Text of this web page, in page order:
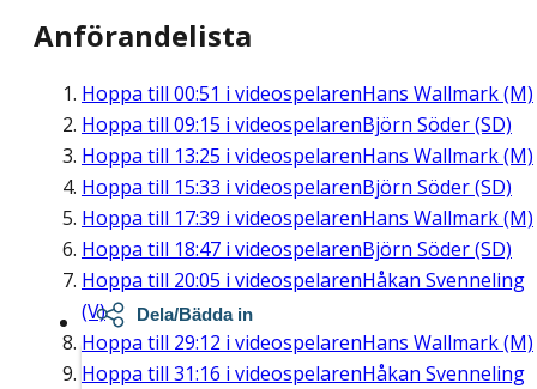
Anförandelista
Hoppa till 00:51 i videospelarenHans Wallmark (M)
Hoppa till 09:15 i videospelarenBjörn Söder (SD)
Hoppa till 13:25 i videospelarenHans Wallmark (M)
Hoppa till 15:33 i videospelarenBjörn Söder (SD)
Hoppa till 17:39 i videospelarenHans Wallmark (M)
Hoppa till 18:47 i videospelarenBjörn Söder (SD)
Hoppa till 20:05 i videospelarenHåkan Svenneling
(V)
Hoppa till 29:12 i videospelarenHans Wallmark (M)
Hoppa till 31:16 i videospelarenHåkan Svenneling
Dela/Bädda in